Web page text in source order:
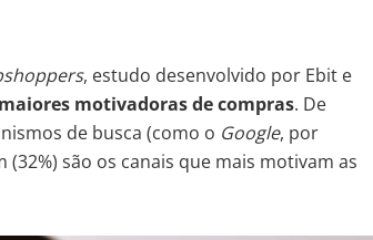
, estudo desenvolvido por Ebit e
motivadoras de compras. De
de busca (como o Google, por
(32%) são os canais que mais motivam as